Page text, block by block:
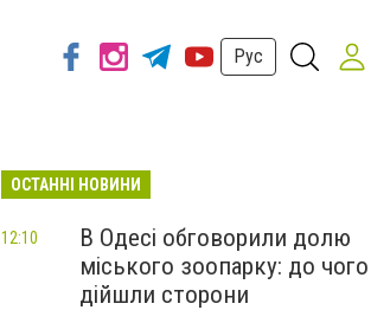
Рус
ОСТАННІ НОВИНИ
В Одесі обговорили долю
міського зоопарку: до чого
дійшли сторони
12:10